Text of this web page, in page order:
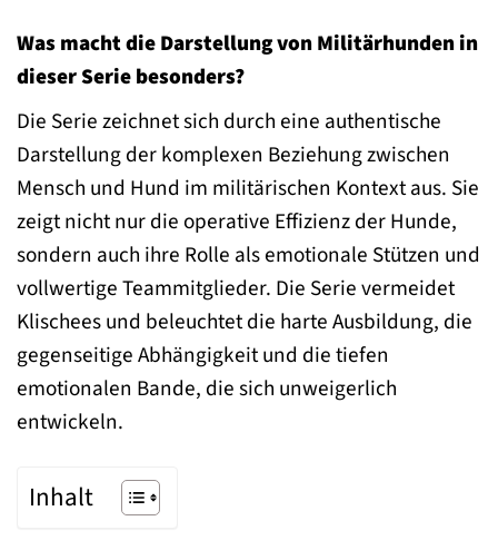
Was macht die Darstellung von Militärhunden in
dieser Serie besonders?
Die Serie zeichnet sich durch eine authentische
Darstellung der komplexen Beziehung zwischen
Mensch und Hund im militärischen Kontext aus. Sie
zeigt nicht nur die operative Effizienz der Hunde,
sondern auch ihre Rolle als emotionale Stützen und
vollwertige Teammitglieder. Die Serie vermeidet
Klischees und beleuchtet die harte Ausbildung, die
gegenseitige Abhängigkeit und die tiefen
emotionalen Bande, die sich unweigerlich
entwickeln.
Inhalt